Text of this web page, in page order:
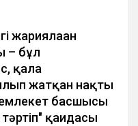
жариялаған
– бұл
қала
жатқан нақты
басшысы
қағидасы